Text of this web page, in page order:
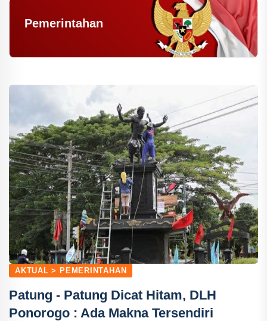
Pemerintahan
AKTUAL > PEMERINTAHAN
Patung - Patung Dicat Hitam, DLH
Ponorogo : Ada Makna Tersendiri